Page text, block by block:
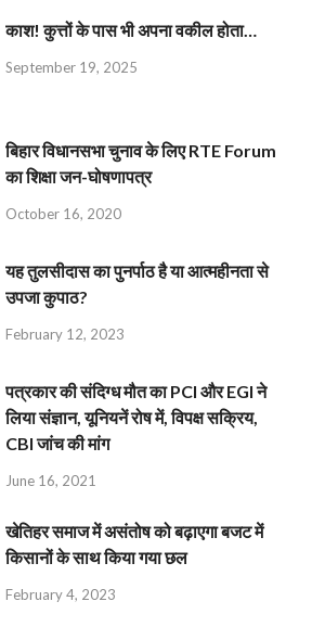
काश! कुत्तों के पास भी अपना वकील होता…
September 19, 2025
बिहार विधानसभा चुनाव के लिए RTE Forum
का शिक्षा जन-घोषणापत्र
October 16, 2020
यह तुलसीदास का पुनर्पाठ है या आत्महीनता से
उपजा कुपाठ?
February 12, 2023
पत्रकार की संदिग्ध मौत का PCI और EGI ने
लिया संज्ञान, यूनियनें रोष में, विपक्ष सक्रिय,
CBI जांच की मांग
June 16, 2021
खेतिहर समाज में असंतोष को बढ़ाएगा बजट में
किसानों के साथ किया गया छल
February 4, 2023